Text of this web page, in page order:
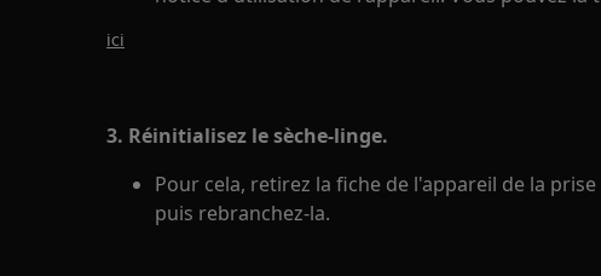
ici
3. Réinitialisez le sèche-linge.
Pour cela, retirez la fiche de l'appareil de la
puis rebranchez-la.